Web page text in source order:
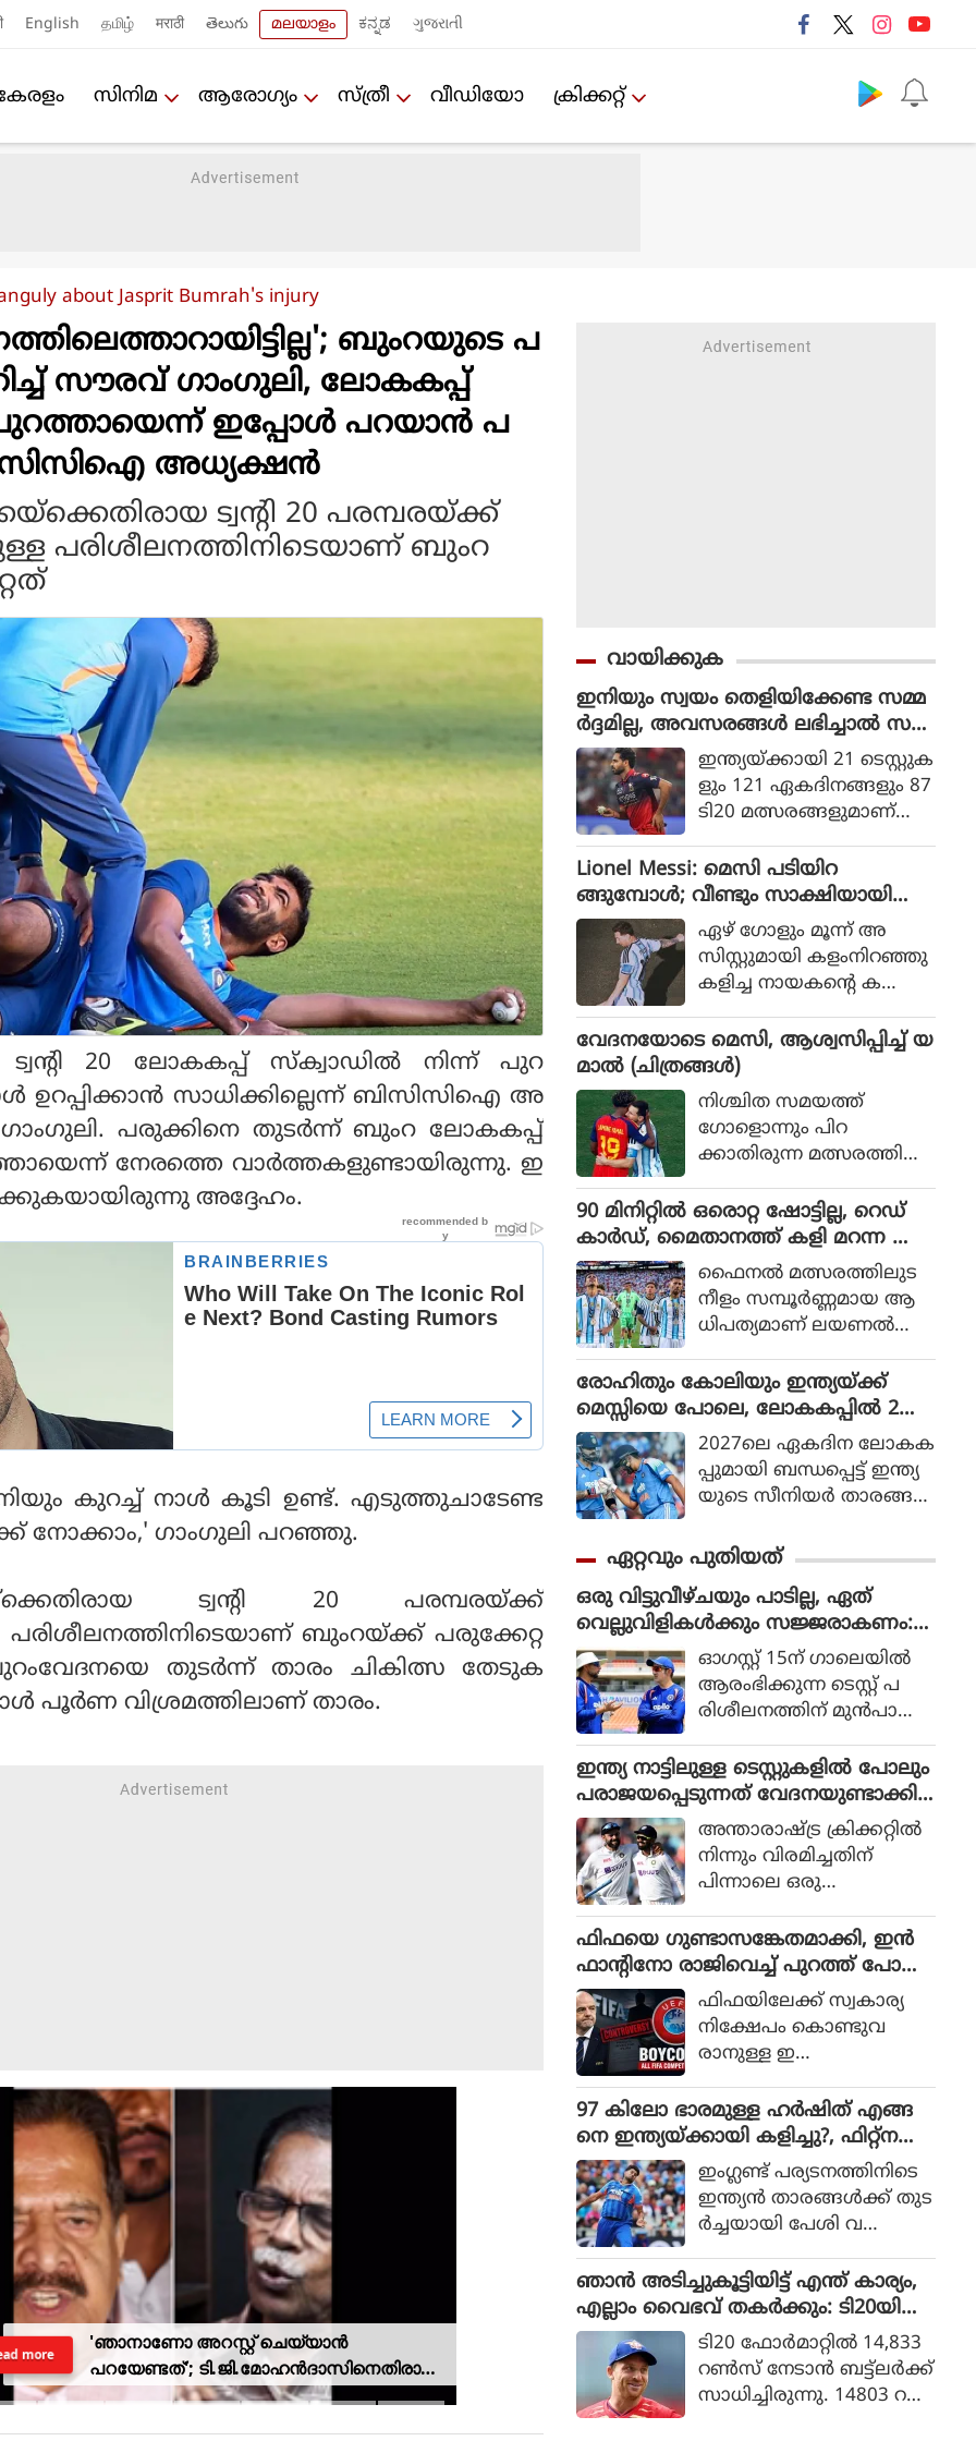
English தமிழ் मराठी తెలుగు മലയാളം ಕನ್ನಡ ગુજરાતી
സിനിമ ആരോഗ്യം സ്ത്രീ വീഡിയോ ക്രിക്കറ്റ്‌
about Jasprit Bumrah's injury
ബുംറയുടെ പ
സൗരവ് ഗാംഗുലി, ലോകകപ്പ്
പുറത്തായെന്ന് ഇപ്പോള്‍ പറയാന്‍ പ
ബിസിസിഐ അധ്യക്ഷന്‍
ട്വന്റി 20 പരമ്പരയ്ക്ക്
പരിശീലനത്തിനിടെയാണ് ബുംറ
20 ലോകകപ്പ് സ്‌ക്വാഡില്‍ നിന്ന് പുറ
ഉറപ്പിക്കാന്‍ സാധിക്കില്ലെന്ന് ബിസിസിഐ അ
പരുക്കിനെ തുടര്‍ന്ന് ബുംറ ലോകകപ്പ്
നേരത്തെ വാര്‍ത്തകളുണ്ടായിരുന്നു. ഇ
അദ്ദേഹം.
കുറച്ച് നാള്‍ കൂടി ഉണ്ട്. എടുത്തുചാടേണ്ട
നോക്കാം,' ഗാംഗുലി പറഞ്ഞു.
ട്വന്റി 20 പരമ്പരയ്ക്ക്
ബുംറയ്ക്ക് പരുക്കേറ്റ
തുടര്‍ന്ന് താരം ചികിത്സ തേടുക
പൂര്‍ണ വിശ്രമത്തിലാണ് താരം.
'ഞാനാണോ അറസ്റ്റ് ചെയ്യാൻ
പറയേണ്ടത്'; ടി.ജി.മോഹൻദാസിനെതിരായ
നടപടിയിൽ ആഭ്യന്തര മന്ത്രി
more
വായിക്കുക
ഇനിയും സ്വയം തെളിയിക്കേണ്ട സമ്മ
ർദ്ദമില്ല, അവസരങ്ങൾ ലഭിച്ചാൽ സ
ന്തോഷം അത്രമാത്രം : ഭുവനേശ്വർ
കുമാർ
ഇന്ത്യയ്ക്കായി 21 ടെസ്റ്റുക
ളും 121 ഏകദിനങ്ങളും 87
ടി20 മത്സരങ്ങളുമാണ്
ളിച്ചിട്ടുള്ളത്.
Lionel Messi: മെസി പടിയിറ
ങ്ങുമ്പോൾ; വീണ്ടും സാക്ഷിയായി
മെറ്റ്‌ലൈഫ് ഏഴ് ഗോളും മൂന്ന് അ
സിസ്റ്റുമായി കളംനിറഞ്ഞു
കളിച്ച നായകന്റെ ക
36 വർഷങ്ങൾക്കു ശേഷം
വിശ്വകിരീടം
വേദനയോടെ മെസി, ആശ്വസിപ്പിച്ച് യ
മാൽ (ചിത്രങ്ങൾ)
നിശ്ചിത സമയത്ത്
ഗോളൊന്നും പിറ
ക്കാതിരുന്ന മത്സരത്തിൽ
സ്‌പെയിൻ ഗോൾ നേടിയ
ത്
90 മിനിറ്റിൽ ഒരൊറ്റ ഷോട്ടില്ല, റെഡ്
കാർഡ്, മൈതാനത്ത് കളി മറന്ന അർ
ജൻ്റീന, സ്പെയിനിന് മാത്രം അർഹത
പ്പെട്ട കിരീടം
ഫൈനല്‍ മത്സരത്തിലുട
നീളം സമ്പൂര്‍ണ്ണമായ ആ
ധിപത്യമാണ് ലയണല്‍
യുടെ മുകളില്‍ സ്‌പെയിന്‍
ചെലുത്തിയത്.
രോഹിതും കോലിയും ഇന്ത്യയ്ക്ക്
മെസ്സിയെ പോലെ, ലോകകപ്പിൽ 2
പേരും കളിക്കണമെന്ന് മുഹമ്മദ്
കൈഫ്
2027ലെ ഏകദിന ലോകക
പ്പുമായി ബന്ധപ്പെട്ട് ഇന്ത്യ
യുടെ സീനിയര്‍ താരങ്ങ
യുടെയും വിരാട്
കോലിയുടെയും ഭാവിയെ
സംബന്ധിച്ചുള്ള ചര്‍ച്ചകള്‍
കൊഴുക്കുന്നതിനിടെ വിഷ
യത്തില്‍ പ്രതികരണ
വുമായി മുന്‍ ഇന്ത്യന്‍
താരം മുഹമ്മദ് കൈഫ്.
ഏറ്റവും പുതിയത്
ഒരു വിട്ടുവീഴ്ചയും പാടില്ല, ഏത്
വെല്ലുവിളികൾക്കും സജ്ജരാകണം:
ശ്രീലങ്കൻ പരമ്പരയ്ക്ക് മുൻപെ ക
ളിക്കാർക്ക് മുന്നറിയിപ്പുമായി ഗംഭീർ
ഓഗസ്റ്റ് 15ന് ഗാലെയില്‍
ആരംഭിക്കുന്ന ടെസ്റ്റ് പ
രിശീലനത്തിന് മുന്‍പായി
യാതൊരു വിട്ടുവീഴ്ച
യ്ക്കും തയ്യാറാക
രുതെന്നും എതിരാളിക
ള്‍ക്ക് മുന്നില്‍ പൂര്‍ണ്ണ
മായും സജ്ജരായിരിക്ക
ണമെന്നും ഗംഭീര്‍ ക
ളിക്കാരോട് ആവശ്യപ്പെട്ടു.
ഇന്ത്യ നാട്ടിലുള്ള ടെസ്റ്റുകളിൽ പോലും
പരാജയപ്പെടുന്നത് വേദനയുണ്ടാക്കി,
സീനിയർ താരങ്ങൾക്ക് പരിഗണന ന
ൽകണം : രഹാനെ
അന്താരാഷ്ട്ര ക്രിക്കറ്റില്‍
നിന്നും വിരമിച്ചതിന്
പിന്നാലെ ഒരു
സംസാരിക്കവെയാണ്
താരം തന്റെ നിലപാട് വ്യ
ക്തമാക്കിയത്. ഇന്ത്യ സ്വ
ന്തം മണ്ണില്‍ പോലും ടെസ്റ്റ്
മത്സരങ്ങള്‍ തോല്‍ക്കുന്ന
ത് വേദനയോടെയാണ്
നോക്കിനില്‍ക്കുന്ന
തെന്നും രഹാനെ പറഞ്ഞു.
ഫിഫയെ ഗുണ്ടാസങ്കേതമാക്കി, ഇൻ
ഫാൻ്റിനോ രാജിവെച്ച് പുറത്ത് പോക
ണമെന്ന് ലൂയി ഫിഗോ, നിലപാട് ക
ടുപ്പിച്ച് മറ്റ് ഫെഡറേഷനുകളും
ഫിഫയിലേക്ക് സ്വകാര്യ
നിക്ഷേപം കൊണ്ടുവ
രാനുള്ള ഇ
ആര്‍ത്തിപൂണ്ടതും
സ്വാര്‍ഥതയും കള്ളവും
നിറഞ്ഞതാണെന്നും ഫിഫ
പ്രസിഡന്റ് സ്ഥാനം
രാജിവെച്ച് ഇന്‍ഫാന്റിനോ
പുറത്തുപോകണമെന്നും
ലൂയി ഫിഗോ പറഞ്ഞു.
97 കിലോ ഭാരമുള്ള ഹർഷിത് എങ്ങ
നെ ഇന്ത്യയ്ക്കായി കളിച്ചു?, ഫിറ്റ്നസ്
ആരും നോക്കുന്നില്ലെ?: വിശദീകരണം
തേടി ബിസിസിഐ
ഇംഗ്ലണ്ട് പര്യടനത്തിനിടെ
ഇന്ത്യന്‍ താരങ്ങള്‍ക്ക് തുട
ര്‍ച്ചയായി പേശി വ
ഫീല്‍ഡിലെ താരങ്ങളുടെ
വേഗതക്കുറവുമാണ്
ബിസിസിഐയ്ക്ക് അ
സം
തൃ
പ്തിയുണ്ടാക്കിയിരിക്കുന്ന
ഞാൻ അടിച്ചുകൂട്ടിയിട്ട് എന്ത് കാര്യം,
എല്ലാം വൈഭവ് തകർക്കും: ടി20യിൽ
റെക്കോർഡ് നേട്ടത്തിന് പിന്നാലെ പ്ര
വചനവുമായി ജോസ് ബട്ട്‌ലർ
ടി20 ഫോര്‍മാറ്റില്‍ 14,833
റണ്‍സ് നേടാന്‍ ബട്ട്ലര്‍ക്ക്
സാധിച്ചിരുന്നു. 14803 റ